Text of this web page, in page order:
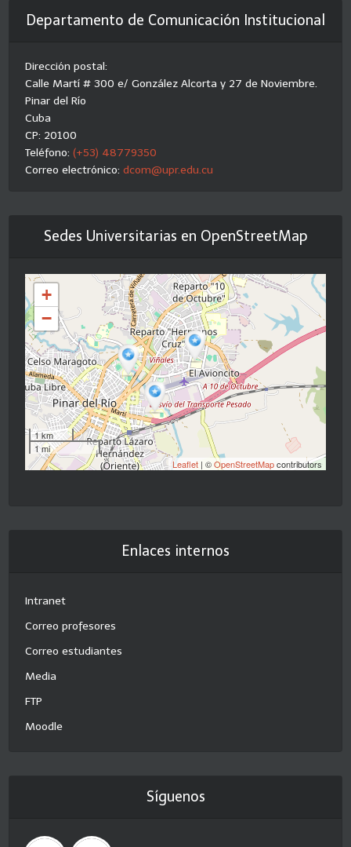
Departamento de Comunicación Institucional
Dirección postal:
Calle Martí # 300 e/ González Alcorta y 27 de Noviembre.
Pinar del Río
Cuba
CP: 20100
Teléfono:(+53) 48779350
Correo electrónico:dcom@upr.edu.cu
Sedes Universitarias en OpenStreetMap
+
−
1 km
1 mi
Leaflet| ©OpenStreetMapcontributors
Enlaces internos
Intranet
Correo profesores
Correo estudiantes
Media
FTP
Moodle
Síguenos